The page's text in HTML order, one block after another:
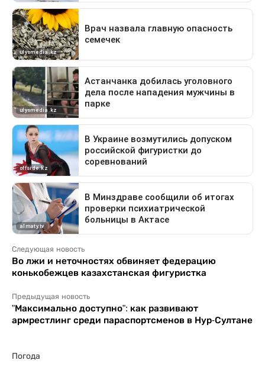
Следующая новость
Во лжи и неточностях обвиняет федерацию
конькобежцев казахстанская фигуристка
Предыдущая новость
"Максимально доступно": как развивают
армрестлинг среди параспортсменов в Нур-Султане
Погода